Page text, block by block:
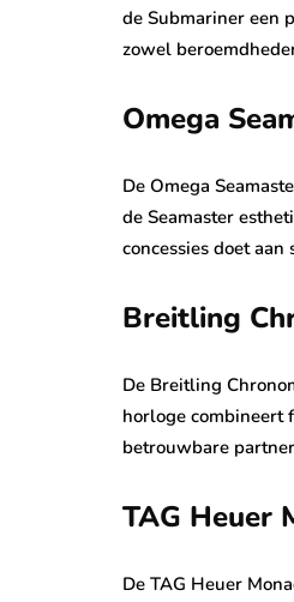
de Submariner een
zowel
Omega
De Omega
de Seamaster
concessies doet aan
Breitling
De Breitling
horloge combineert
betrouwbare
TAG Heuer
De TAG Heuer